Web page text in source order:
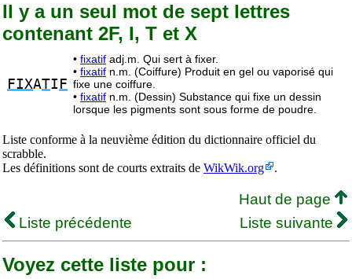
Il y a un seul mot de sept lettres
contenant 2F, I, T et X
FIXATI F
• fixatif adj.m. Qui sert à fixer.
• fixatif n.m. (Coiffure) Produit en gel ou vaporisé qui
fixe une coiffure.
• fixatif n.m. (Dessin) Substance qui fixe un dessin
lorsque les pigments sont sous forme de poudre.
Liste conforme à la neuvième édition du dictionnaire officiel du
scrabble.
Les définitions sont de courts extraits de WikWik.org .
Haut de page
Liste précédente
Liste suivante
Voyez cette liste pour :